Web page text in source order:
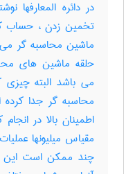
در دائره
ماشین محاسبه گر می
حلقه ماشین های
می باشد البته چیزی
محاسبه گر جدا
اطمینان بالا در
مقیاس میلیونها
چند ممکن است این